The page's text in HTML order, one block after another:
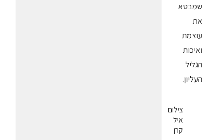
שמבטא
את
עוצמת
ואיכות
הגליל
העליון.
צילום
איל
קרן